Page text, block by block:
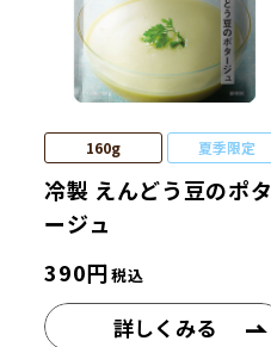
160g 夏季限定
冷製 えんどう豆のポタ
ージュ
390円税込
詳しくみる